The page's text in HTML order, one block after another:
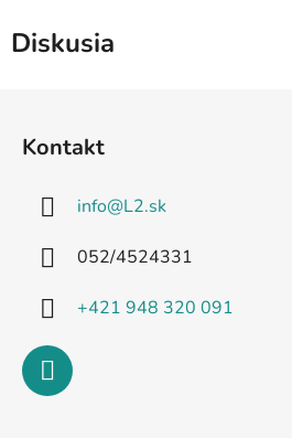
Diskusia
Kontakt
info@L2.sk
052/4524331
+421 948 320 091